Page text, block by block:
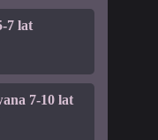
7 lat
7-10 lat